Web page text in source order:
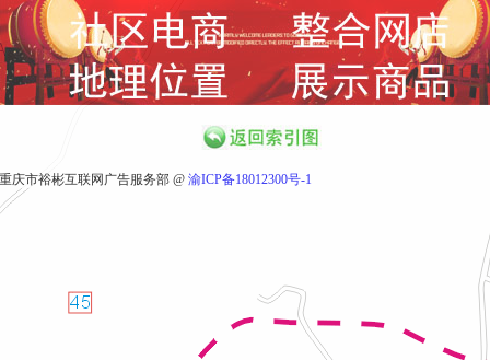
重庆市裕彬互联网广告服务部 @ 渝ICP备18012300号-1